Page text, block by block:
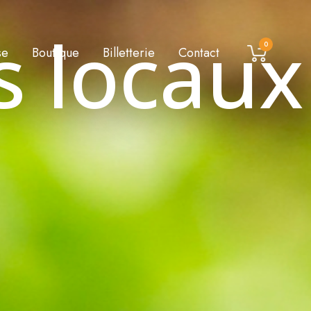
Boutique Billetterie Contact 0
locaux